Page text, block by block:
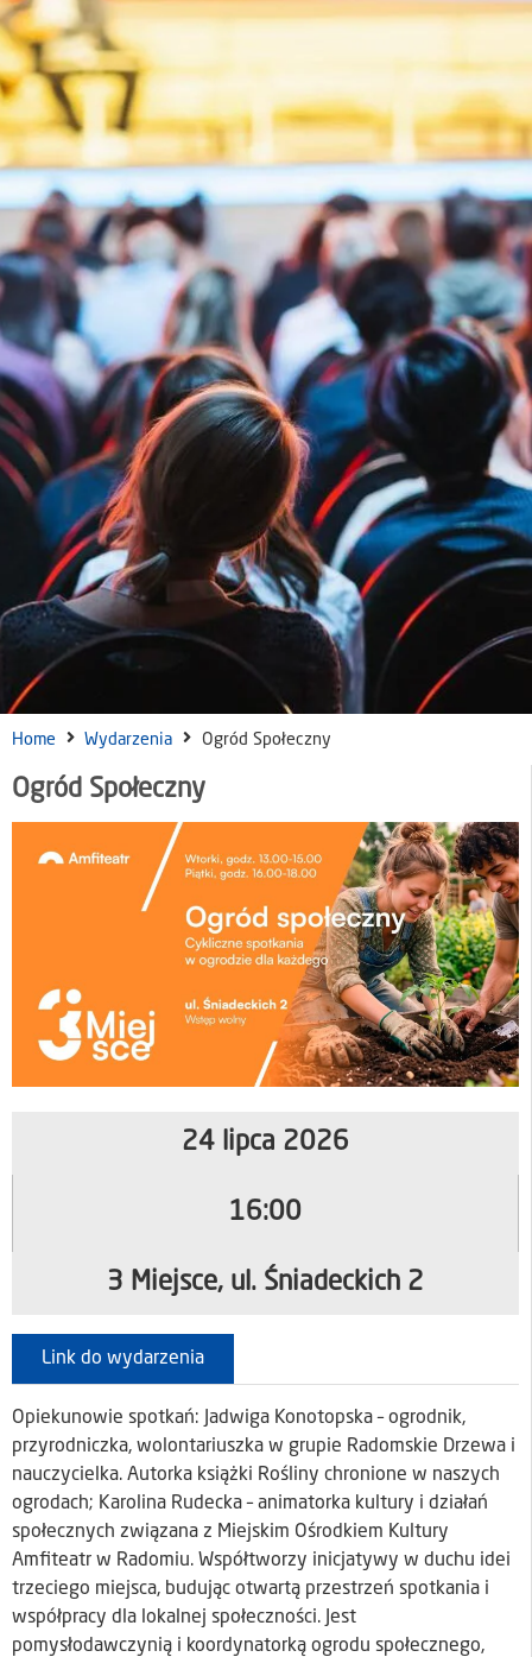
Home Wydarzenia Ogród Społeczny
Ogród Społeczny
24 lipca 2026
16:00
3 Miejsce, ul. Śniadeckich 2
Link do wydarzenia
Opiekunowie spotkań: Jadwiga Konotopska – ogrodnik,
przyrodniczka, wolontariuszka w grupie Radomskie Drzewa i
nauczycielka. Autorka książki Rośliny chronione w naszych
ogrodach; Karolina Rudecka – animatorka kultury i działań
społecznych związana z Miejskim Ośrodkiem Kultury
Amfiteatr w Radomiu. Współtworzy inicjatywy w duchu idei
trzeciego miejsca, budując otwartą przestrzeń spotkania i
współpracy dla lokalnej społeczności. Jest
pomysłodawczynią i koordynatorką ogrodu społecznego,